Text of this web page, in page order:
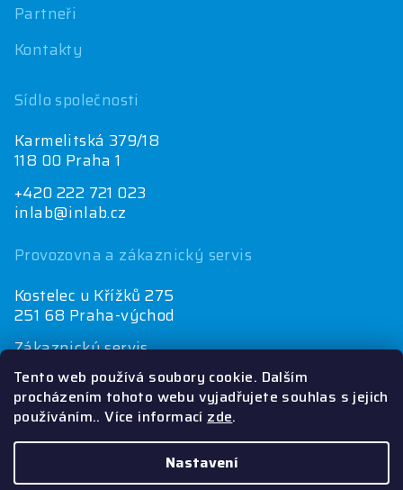
Tento web používá soubory cookie. Dalším
procházením tohoto webu vyjadřujete souhlas s jejich
používáním.. Více informacízde.
Nastavení
Partneři
Kontakty
Sídlo společnosti
Karmelitská 379/18
118 00 Praha 1
+420 222 721 023
inlab@inlab.cz
Provozovna a zákaznický servis
Kostelec u Křížků 275
251 68 Praha-východ
Zákaznický servis
+420 222 721 025
objednávky@inlab.cz
Ekonomické oddělení
+420 222 721 023